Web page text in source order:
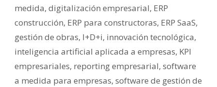
medida, digitalización empresarial, ERP
construcción, ERP para constructoras, ERP SaaS,
gestión de obras, I+D+i, innovación tecnológica,
inteligencia artificial aplicada a empresas, KPI
empresariales, reporting empresarial, software
a medida para empresas, software de gestión de